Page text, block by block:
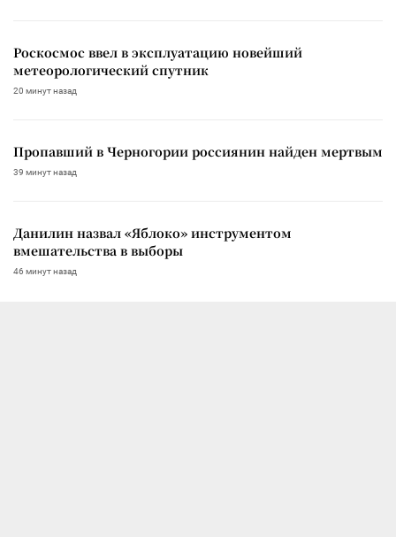
Роскосмос ввел в эксплуатацию новейший
метеорологический спутник
20 минут назад
Пропавший в Черногории россиянин найден мертвым
39 минут назад
Данилин назвал «Яблоко» инструментом
вмешательства в выборы
46 минут назад